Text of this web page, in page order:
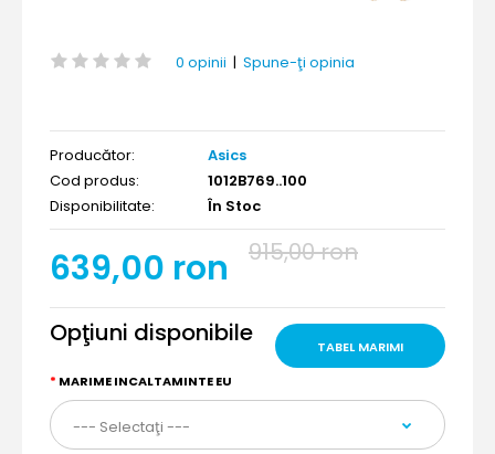
0 opinii | Spune-ţi opinia
Producător:
Asics
Cod produs:
1012B769..100
Disponibilitate:
În Stoc
639,00 ron 915,00 ron
TABEL MARIMI
Opţiuni disponibile
MARIME INCALTAMINTE EU